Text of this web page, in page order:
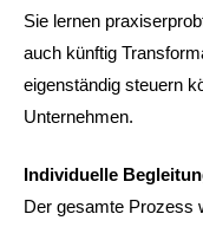
Sie lernen
auch künftig
eigenständig steuern
Unternehmen.
Individuelle
Der gesamte Prozess